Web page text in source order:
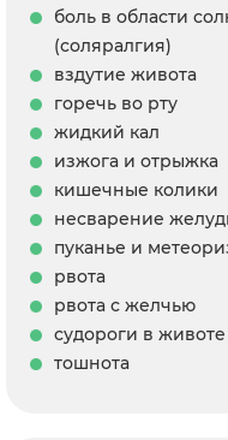
боль в области
(соляралгия)
вздутие живота
горечь во рту
жидкий кал
изжога и отрыжка
кишечные колики
несварение
пуканье и
рвота
рвота с желчью
судороги в животе
тошнота